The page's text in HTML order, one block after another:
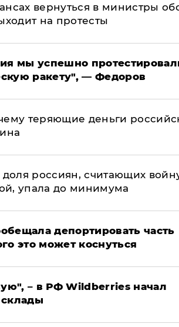
вернуться в министры
на протесты
мы успешно
ракету", — Федоров
теряющие деньги
доля россиян, считающих
упала до минимума
депортировать часть
это может коснуться
– в РФ Wildberries начал